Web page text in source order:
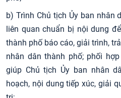
b) Trình Chủ tịch Ủy ban nhân
liên quan chuẩn bị nội dung
thành phố báo cáo, giải trình,
nhân dân thành phố; phối
giúp Chủ tịch Ủy ban nhân
hoạch, nội dung tiếp xúc, giải